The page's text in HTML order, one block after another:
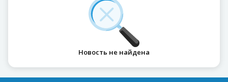
Новость не найдена